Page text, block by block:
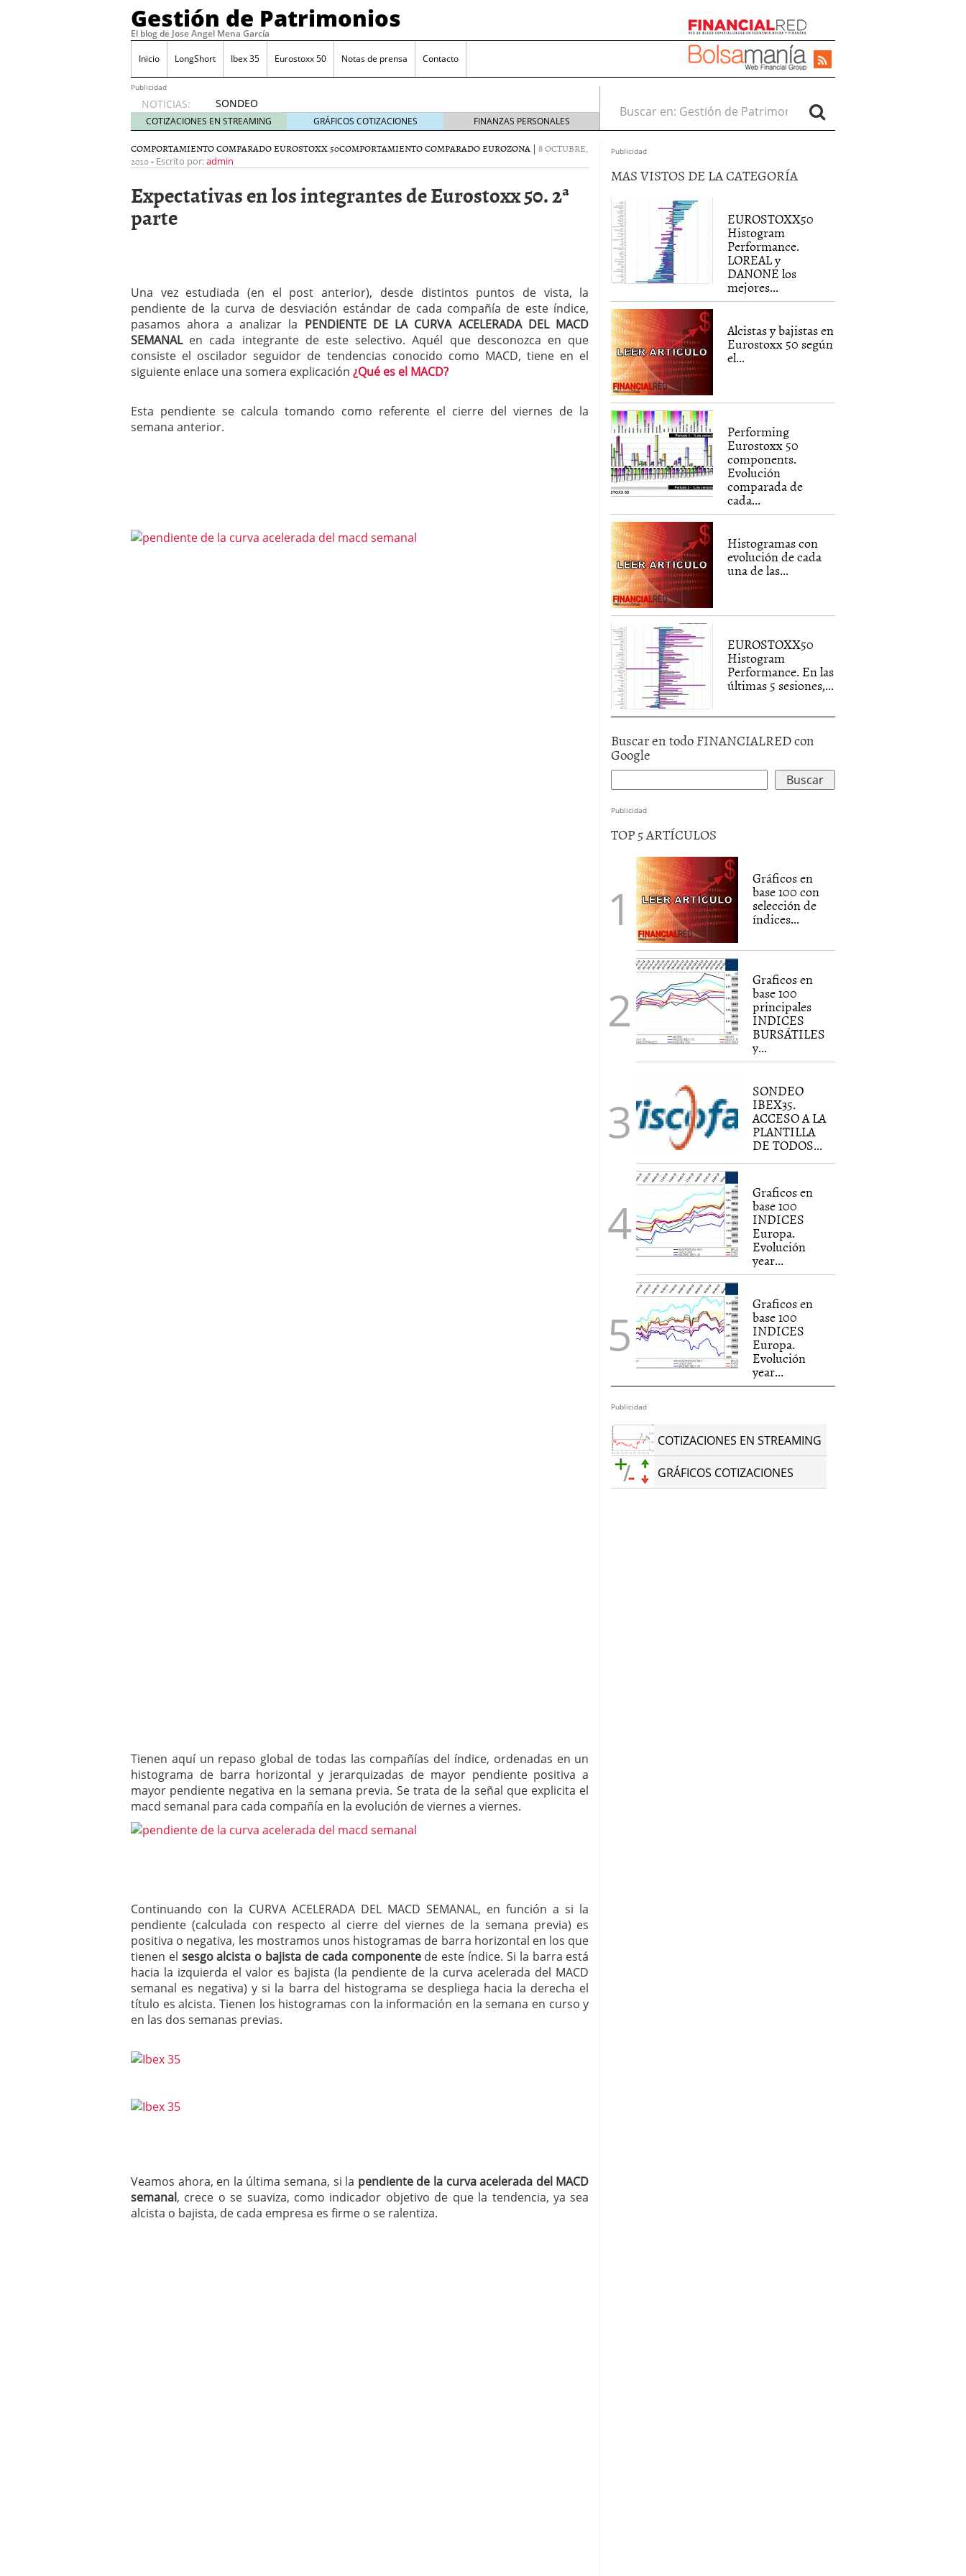
Gestión de Patrimonios
El blog de Jose Angel Mena García
Inicio LongShort Ibex 35 Eurostoxx 50 Notas de prensa Contacto
Publicidad
NOTICIAS:
SONDEO
IBEX35.
ACCESO
A LA
PLANTILLA
TODOS
LOS
Comprar y vender divisas con eToro
febrero 24, 2014
SONDEO DIARIO IBEX35. Distancia de los valores de IBEX35 a m?ximos
anuales. Se constata progresivo alejamiento global de m?ximos anuales
mayo 28, 2013
Catalejo sobre IBEX35. SISM?METROS. Prosiguen a la baja desde el 13/mayo
y a?n tienen recorrido adicional mayo 24, 2013
CATALEJO SOBRE IBEX35. TERMOMETROS. Aún con recorrido a la baja para
rebote interesante
COTIZACIONES EN STREAMING GRÁFICOS COTIZACIONES FINANZAS PERSONALES
Buscar en:
COMPORTAMIENTO COMPARADO EUROSTOXX 50COMPORTAMIENTO COMPARADO EUROZONA | 8 OCTUBRE,
2010- Escrito por:admin
Expectativas en los integrantes de Eurostoxx 50. 2ª
parte
Una vez estudiada (en el post anterior), desde distintos puntos de vista, la
pendiente de la curva de desviación estándar de cada compañía de este índice,
pasamos ahora a analizar la PENDIENTE DE LA CURVA ACELERADA DEL MACD
SEMANALen cada integrante de este selectivo. Aquél que desconozca en que
consiste el oscilador seguidor de tendencias conocido como MACD, tiene en el
siguiente enlace una somera explicación ¿Qué es el MACD?
Esta pendiente se calcula tomando como referente el cierre del viernes de la
semana anterior.
Tienen aquí un repaso global de todas las compañías del índice, ordenadas en un
histograma de barra horizontal y jerarquizadas de mayor pendiente positiva a
mayor pendiente negativa en la semana previa. Se trata de la señal que explicita el
macd semanal para cada compañía en la evolución de viernes a viernes.
Continuando con la CURVA ACELERADA DEL MACD SEMANAL, en función a si la
pendiente (calculada con respecto al cierre del viernes de la semana previa) es
positiva o negativa, les mostramos unos histogramas de barra horizontal en los que
tienen el sesgo alcista o bajista de cada componentede este índice. Si la barra está
hacia la izquierda el valor es bajista (la pendiente de la curva acelerada del MACD
semanal es negativa) y si la barra del histograma se despliega hacia la derecha el
título es alcista. Tienen los histogramas con la información en la semana en curso y
en las dos semanas previas.
Veamos ahora, en la última semana, si la pendiente de la curva acelerada del MACD
semanal, crece o se suaviza, como indicador objetivo de que la tendencia, ya sea
alcista o bajista, de cada empresa es firme o se ralentiza.
Publicidad
MAS VISTOS DE LA CATEGORÍA
EUROSTOXX50
Histogram
Performance.
LOREAL y
DANONE los
mejores...
Alcistas y bajistas en
Eurostoxx 50 según
el...
Performing
Eurostoxx 50
components.
Evolución
comparada de
cada...
Histogramas con
evolución de cada
una de las...
EUROSTOXX50
Histogram
Performance. En las
últimas 5 sesiones,...
Buscar en todo FINANCIALRED con
Google
Publicidad
TOP 5 ARTÍCULOS
Gráficos en
base 100 con
selección de
índices...
Graficos en
base 100
principales
INDICES
BURSÁTILES
y...
SONDEO
IBEX35.
ACCESO A LA
PLANTILLA
DE TODOS...
Graficos en
base 100
INDICES
Europa.
Evolución
year...
Graficos en
base 100
INDICES
Europa.
Evolución
year...
Publicidad
COTIZACIONES EN STREAMING
GRÁFICOS COTIZACIONES